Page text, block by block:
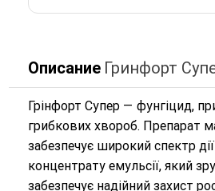
Описание Гринфорт
Грінфорт Супер — фунгіцид,
грибкових хвороб. Препарат
забезпечує широкий спектр
концентрату емульсії, який
забезпечує надійний захист